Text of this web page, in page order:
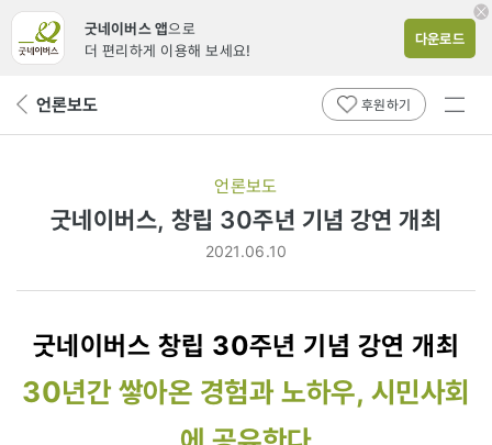
굿네이버스 앱으로
더 편리하게 이용해 보세요!
다운로드
뒤 언론보도 후원하기
전체
언론보도
굿네이버스, 창립 30주년 기념 강연 개최
2021.06.10
굿네이버스 창립 30주년 기념 강연 개최
30년간 쌓아온 경험과 노하우, 시민사회